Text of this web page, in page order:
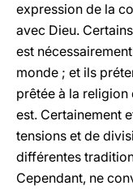
expression de la
avec Dieu.
est
monde ; et ils
prêtée à la religion
est. Certainement
tensions et de
différentes
Cependant, ne